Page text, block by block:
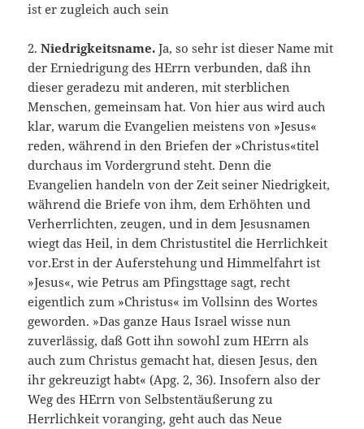
ist er zugleich auch sein
2.Niedrigkeitsname. Ja, so sehr ist dieser Name mit
der Erniedrigung des HErrn verbunden, daß ihn
dieser geradezu mit anderen, mit sterblichen
Menschen, gemeinsam hat. Von hier aus wird auch
klar, warum die Evangelien meistens von »Jesus«
reden, während in den Briefen der »Christus«titel
durchaus im Vordergrund steht. Denn die
Evangelien handeln von der Zeit seiner Niedrigkeit,
während die Briefe von ihm, dem Erhöhten und
Verherrlichten, zeugen, und in dem Jesusnamen
wiegt das Heil, in dem Christustitel die Herrlichkeit
vor.Erst in der Auferstehung und Himmelfahrt ist
»Jesus«, wie Petrus am Pfingsttage sagt, recht
eigentlich zum »Christus« im Vollsinn des Wortes
geworden. »Das ganze Haus Israel wisse nun
zuverlässig, daß Gott ihn sowohl zum HErrn als
auch zum Christus gemacht hat, diesen Jesus, den
ihr ge­kreuzigt habt« (Apg. 2, 36). Insofern also der
Weg des HErrn von Selbstentäußerung zu
Herrlichkeit voranging, geht auch das Neue